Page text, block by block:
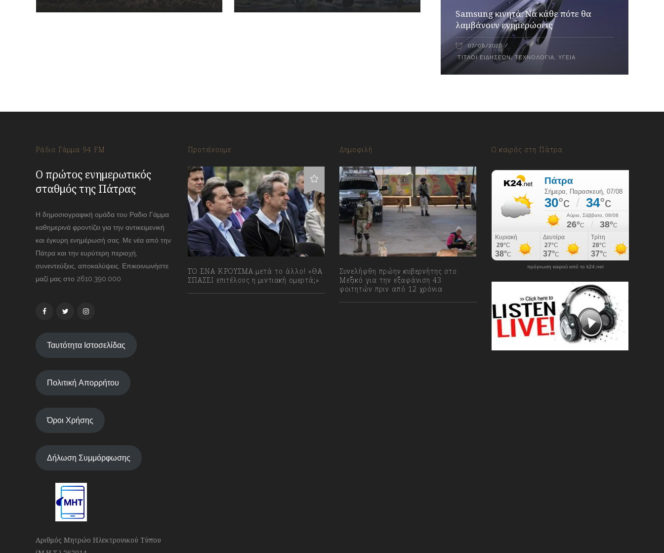
Samsung κινητά: Να κάθε πότε θα
λαμβάνουν ενημερώσεις
07/08/2026
ΤΊΤΛΟΙ ΕΙΔΉΣΕΩΝ,ΤΕΧΝΟΛΟΓΊΑ,ΥΓΕΊΑ
Ράδιο Γάμμα 94 FM
Ο πρώτος ενημερωτικός
σταθμός της Πάτρας
Η δημοσιογραφική ομάδα του Ραδιο Γάμμα
καθημερινά φροντίζει για την αντικειμενική
και έγκυρη ενημέρωσή σας. Με νέα από την
Πάτρα και την ευρύτερη περιοχή,
συνεντεύξεις, αποκαλύψεις. Επικοινωνήστε
μαζί μας στο 2610.390.000
Ταυτότητα Ιστοσελίδας
Πολιτική Απορρήτου
Όροι Χρήσης
Δήλωση Συμμόρφωσης
Αριθμός Μητρώο Ηλεκτρονικού Τύπου
Προτείνουμε
ΤΟ ΕΝΑ ΚΡΟΥΣΜΑ μετά το άλλο! «ΘΑ
ΣΠΑΣΕΙ επιτέλους η μιντιακή ομερτά;»
Δημοφιλή
Συνελήφθη πρώην κυβερνήτης στο
Μεξικό για την εξαφάνιση 43
φοιτητών πριν από 12 χρόνια
Ο καιρός στη Πάτρα
πρόγνωση καιρού από το k24.net